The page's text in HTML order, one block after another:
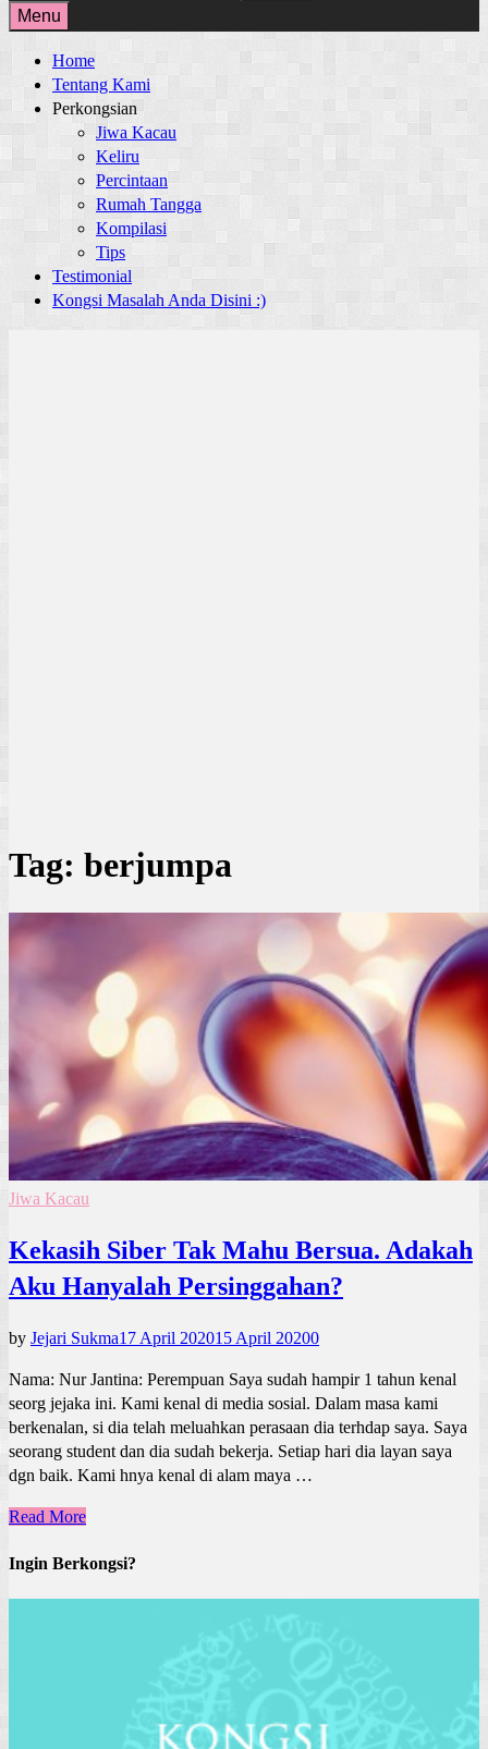
for:
Menu
Home
Tentang Kami
Perkongsian
Jiwa Kacau
Keliru
Percintaan
Rumah Tangga
Kompilasi
Tips
Testimonial
Kongsi Masalah Anda Disini :)
Tag: berjumpa
Jiwa Kacau
Kekasih Siber Tak Mahu Bersua. Adakah
Aku Hanyalah Persinggahan?
by Jejari Sukma17 April 202015 April 20200
Nama: Nur Jantina: Perempuan Saya sudah hampir 1 tahun kenal
seorg jejaka ini. Kami kenal di media sosial. Dalam masa kami
berkenalan, si dia telah meluahkan perasaan dia terhdap saya. Saya
seorang student dan dia sudah bekerja. Setiap hari dia layan saya
dgn baik. Kami hnya kenal di alam maya …
Read More
Ingin Berkongsi?